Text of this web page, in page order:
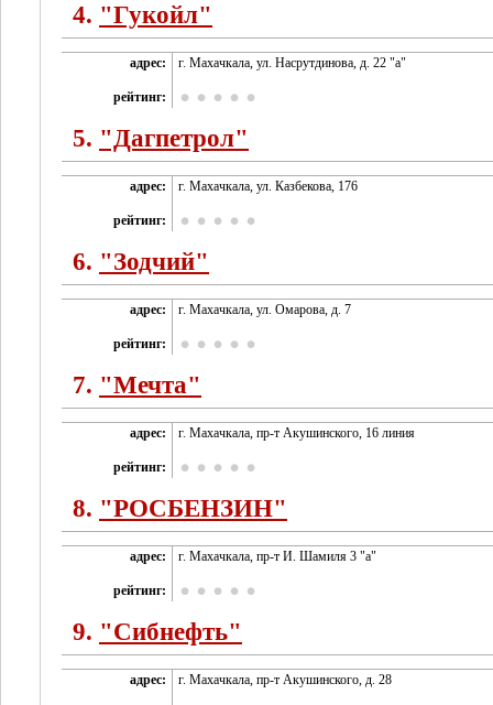
4. "Гукойл"
адрес: г. Махачкала, ул. Насрутдинова, д. 22 "а"
рейтинг:
5. "Дагпетрол"
адрес: г. Махачкала, ул. Казбекова, 176
рейтинг:
6. "Зодчий"
адрес: г. Махачкала, ул. Омарова, д. 7
рейтинг:
7. "Мечта"
адрес: г. Махачкала, пр-т Акушинского, 16 линия
рейтинг:
8. "РОСБЕНЗИН"
адрес: г. Махачкала, пр-т И. Шамиля 3 "а"
рейтинг:
9. "Сибнефть"
адрес: г. Махачкала, пр-т Акушинского, д. 28